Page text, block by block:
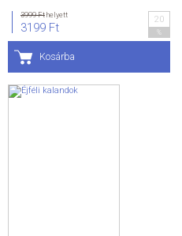
3999 Fthelyett
3199 Ft
20
Kosárba